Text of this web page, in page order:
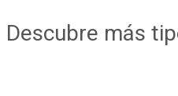
Descubre más